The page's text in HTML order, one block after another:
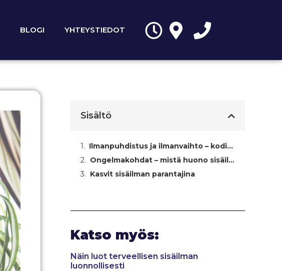
BLOGI YHTEYSTIEDOT
Sisältö
Ilmanpuhdistus ja ilmanvaihto – kodin keuhkot
Ongelmakohdat – mistä huono sisäilma syntyy?
Kasvit sisäilman parantajina
Katso myös:
Näin luot terveellisen sisäilman
luonnollisesti